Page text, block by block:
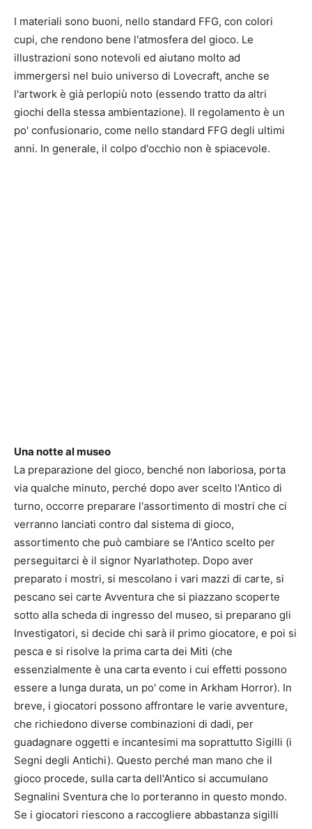
I materiali sono buoni, nello standard FFG, con colori
cupi, che rendono bene l'atmosfera del gioco. Le
illustrazioni sono notevoli ed aiutano molto ad
immergersi nel buio universo di Lovecraft, anche se
l'artwork è già perlopiù noto (essendo tratto da altri
giochi della stessa ambientazione). Il regolamento è un
po' confusionario, come nello standard FFG degli ultimi
anni. In generale, il colpo d'occhio non è spiacevole.
Una notte al museo
La preparazione del gioco, benché non laboriosa, porta
via qualche minuto, perché dopo aver scelto l'Antico di
turno, occorre preparare l'assortimento di mostri che ci
verranno lanciati contro dal sistema di gioco,
assortimento che può cambiare se l'Antico scelto per
perseguitarci è il signor Nyarlathotep. Dopo aver
preparato i mostri, si mescolano i vari mazzi di carte, si
pescano sei carte Avventura che si piazzano scoperte
sotto alla scheda di ingresso del museo, si preparano gli
Investigatori, si decide chi sarà il primo giocatore, e poi si
pesca e si risolve la prima carta dei Miti (che
essenzialmente è una carta evento i cui effetti possono
essere a lunga durata, un po' come in Arkham Horror). In
breve, i giocatori possono affrontare le varie avventure,
che richiedono diverse combinazioni di dadi, per
guadagnare oggetti e incantesimi ma soprattutto Sigilli (i
Segni degli Antichi). Questo perché man mano che il
gioco procede, sulla carta dell'Antico si accumulano
Segnalini Sventura che lo porteranno in questo mondo.
Se i giocatori riescono a raccogliere abbastanza sigilli